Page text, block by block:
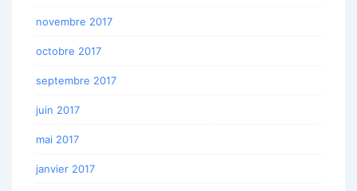
novembre 2017
octobre 2017
septembre 2017
juin 2017
mai 2017
janvier 2017